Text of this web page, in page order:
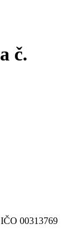
č.
00313769